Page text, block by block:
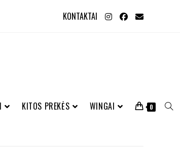
KONTAKTAI
KITOS PREKĖS WINGAI 0